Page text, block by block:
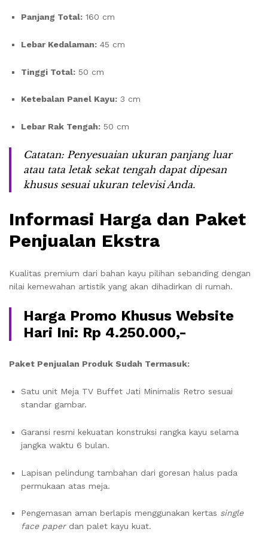
Panjang Total: 160 cm
Lebar Kedalaman: 45 cm
Tinggi Total: 50 cm
Ketebalan Panel Kayu: 3 cm
Lebar Rak Tengah: 50 cm
Catatan: Penyesuaian ukuran panjang luar
atau tata letak sekat tengah dapat dipesan
khusus sesuai ukuran televisi Anda.
Informasi Harga dan Paket
Penjualan Ekstra
Kualitas premium dari bahan kayu pilihan sebanding dengan
nilai kemewahan artistik yang akan dihadirkan di rumah.
Harga Promo Khusus Website
Hari Ini: Rp 4.250.000,-
Paket Penjualan Produk Sudah Termasuk:
Satu unit Meja TV Buffet Jati Minimalis Retro sesuai
standar gambar.
Garansi resmi kekuatan konstruksi rangka kayu selama
jangka waktu 6 bulan.
Lapisan pelindung tambahan dari goresan halus pada
permukaan atas meja.
Pengemasan aman berlapis menggunakan kertas single
face paperdan palet kayu kuat.